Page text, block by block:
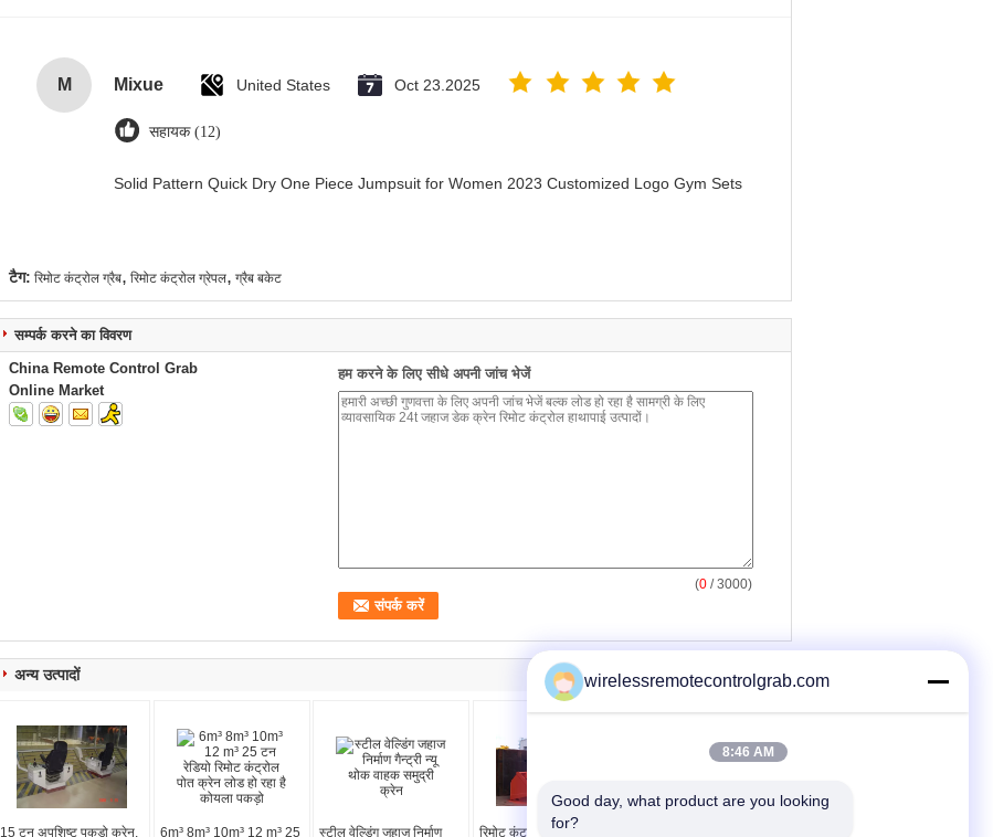
M Mixue United States Oct 23.2025
सहायक (12)
Solid Pattern Quick Dry One Piece Jumpsuit for Women 2023 Customized Logo Gym Sets
टैग: रिमोट कंट्रोल ग्रैब, रिमोट कंट्रोल ग्रेपल, ग्रैब बकेट
सम्पर्क करने का विवरण
China Remote Control Grab
Online Market
हम करने के लिए सीधे अपनी जांच भेजें
(0 / 3000)
अन्य उत्पादों
15 टन अपशिष्ट पकड़ो क्रेन, 6m³ 8m³ 10m³ 12 m³ 25 स्टील वेल्डिंग जहाज निर्माण रिमोट कंट्रोल हाथापाई समुद्री
wirelessremotecontrolgrab.com
8:46 AM
Good day, what product are you looking
for?